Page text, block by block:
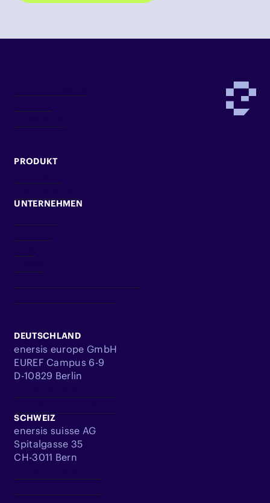
PRODUKT
UNTERNEHMEN
DEUTSCHLAND
enersis europe GmbH
EUREF Campus 6-9
D-10829 Berlin
SCHWEIZ
enersis suisse AG
Spitalgasse 35
CH-3011 Bern